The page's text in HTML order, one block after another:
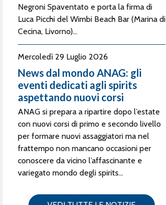
Negroni Spaventato e porta la firma di
Luca Picchi del Wimbi Beach Bar (Marina di
Cecina, Livorno)...
Mercoledì 29 Luglio 2026
News dal mondo ANAG: gli
eventi dedicati agli spirits
aspettando nuovi corsi
ANAG si prepara a ripartire dopo l’estate
con nuovi corsi di primo e secondo livello
per formare nuovi assaggiatori ma nel
frattempo non mancano occasioni per
conoscere da vicino l’affascinante e
variegato mondo degli spirits...